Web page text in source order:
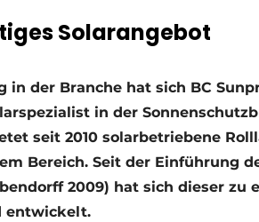
Solarangebot
in der Branche hat sich BC
in der
seit 2010 solarbetriebene
Bereich. Seit der Einführung
2009) hat sich dieser zu
entwickelt.